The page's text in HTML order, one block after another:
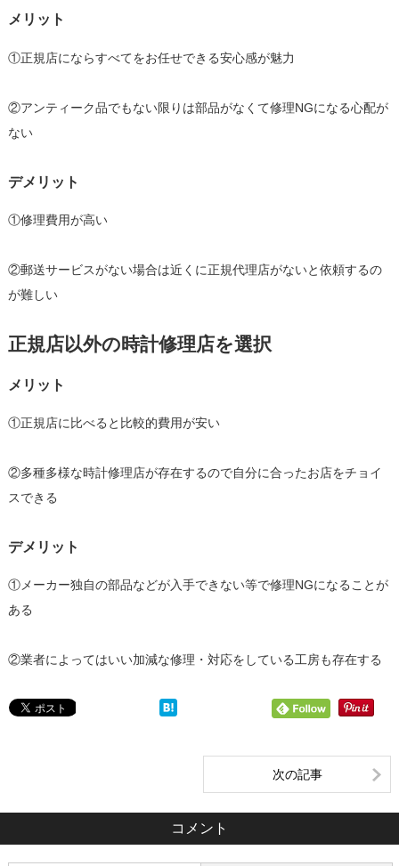
メリット
①正規店にならすべてをお任せできる安心感が魅力
②アンティーク品でもない限りは部品がなくて修理NGになる心配が
ない
デメリット
①修理費用が高い
②郵送サービスがない場合は近くに正規代理店がないと依頼するの
が難しい
正規店以外の時計修理店を選択
メリット
①正規店に比べると比較的費用が安い
②多種多様な時計修理店が存在するので自分に合ったお店をチョイ
スできる
デメリット
①メーカー独自の部品などが入手できない等で修理NGになることが
ある
②業者によってはいい加減な修理・対応をしている工房も存在する
次の記事
コメント